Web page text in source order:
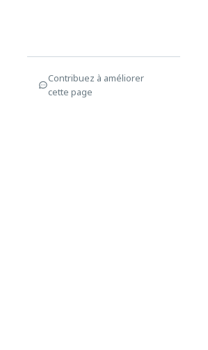
Contribuez à améliorer
cette page